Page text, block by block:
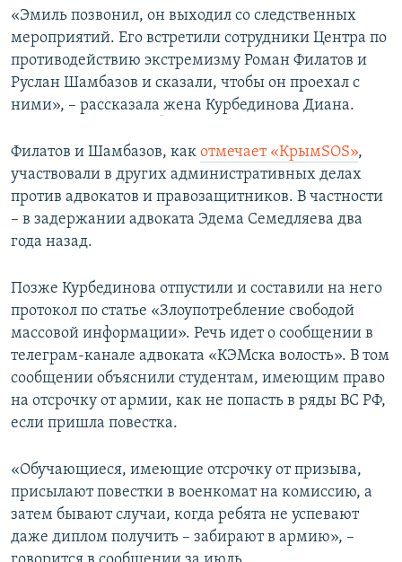
«Эмиль позвонил, он выходил со следственных
мероприятий. Его встретили сотрудники Центра по
противодействию экстремизму Роман Филатов и
Руслан Шамбазов и сказали, чтобы он проехал с
ними», – рассказала жена Курбединова Диана.
Филатов и Шамбазов, как отмечает «КрымSOS»,
участвовали в других административных делах
против адвокатов и правозащитников. В частности
– в задержании адвоката Эдема Семедляева два
года назад.
Позже Курбединова отпустили и составили на него
протокол по статье «Злоупотребление свободой
массовой информации». Речь идет о сообщении в
телеграм-канале адвоката «КЭМска волость». В том
сообщении объяснили студентам, имеющим право
на отсрочку от армии, как не попасть в ряды ВС РФ,
если пришла повестка.
«Обучающиеся, имеющие отсрочку от призыва,
присылают повестки в военкомат на комиссию, а
затем бывают случаи, когда ребята не успевают
даже диплом получить – забирают в армию», –